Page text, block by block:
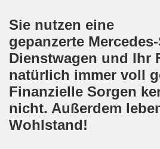
Sie nutzen eine
gepanzerte
Dienstwagen und Ihr
natürlich immer voll
Finanzielle Sorgen
nicht. Außerdem
Wohlstand!
mit bis zu etwa ca.
Montagsdemo-Bewegung am
mich aktiv am 01.05.2022
gleichermaßen